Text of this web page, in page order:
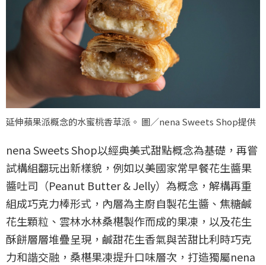
延伸蘋果派概念的水蜜桃香草派。 圖／nena Sweets Shop提供
nena Sweets Shop以經典美式甜點概念為基礎，再嘗
試構組翻玩出新樣貌，例如以美國家常早餐花生醬果
醬吐司（Peanut Butter & Jelly）為概念，解構再重
組成巧克力棒形式，內層為主廚自製花生醬、焦糖鹹
花生顆粒、雲林水林桑椹製作而成的果凍，以及花生
酥餅層層堆疊呈現，鹹甜花生香氣與苦甜比利時巧克
力和諧交融，桑椹果凍提升口味層次，打造獨屬nena